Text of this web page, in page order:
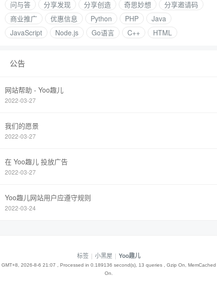
问与答 分享发现 分享创造 奇思妙想
分享邀请码
商业推广
优惠信息 Python PHP
Java
JavaScript
Node.js Go语言 C++ HTML
公告
网站帮助 - Yoo趣儿
2022-03-27
我们的愿景
2022-03-27
在 Yoo趣儿 投放广告
2022-03-27
Yoo趣儿网站用户应遵守规则
2022-03-24
标签 | 小黑屋 | Yoo趣儿
GMT+8, 2026-8-6 21:07 , Processed in 0.189136 second(s), 13 queries , Gzip On, MemCached
On.